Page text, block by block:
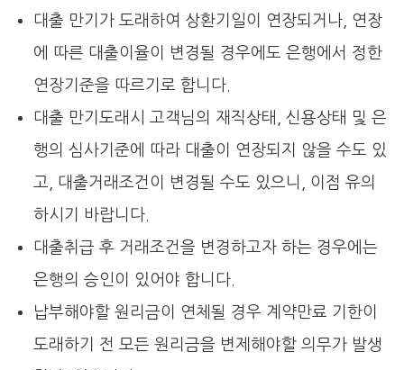
대출 만기가 도래하여 상환기일이 연장되거나, 연장
에 따른 대출이율이 변경될 경우에도 은행에서 정한
연장기준을 따르기로 합니다.
대출 만기도래시 고객님의 재직상태, 신용상태 및 은
행의 심사기준에 따라 대출이 연장되지 않을 수도 있
고, 대출거래조건이 변경될 수도 있으니, 이점 유의
하시기 바랍니다.
대출취급 후 거래조건을 변경하고자 하는 경우에는
은행의 승인이 있어야 합니다.
납부해야할 원리금이 연체될 경우 계약만료 기한이
도래하기 전 모든 원리금을 변제해야할 의무가 발생